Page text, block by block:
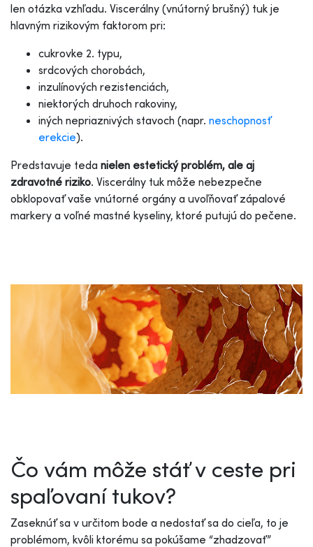
len otázka vzhľadu. Viscerálny (vnútorný brušný) tuk je
hlavným rizikovým faktorom pri:
cukrovke 2. typu,
srdcových chorobách,
inzulínových rezistenciách,
niektorých druhoch rakoviny,
iných nepriaznivých stavoch (napr. neschopnosť
erekcie).
Predstavuje teda nielen estetický problém, ale aj
zdravotné riziko. Viscerálny tuk môže nebezpečne
obklopovať vaše vnútorné orgány a uvoľňovať zápalové
markery a voľné mastné kyseliny, ktoré putujú do pečene.
Čo vám môže stáť v ceste pri
spaľovaní tukov?
Zaseknúť sa v určitom bode a nedostať sa do cieľa, to je
problémom, kvôli ktorému sa pokúšame “zhadzovať”